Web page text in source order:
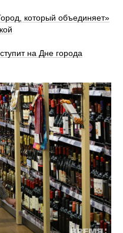
который объединяет»
на Дне города